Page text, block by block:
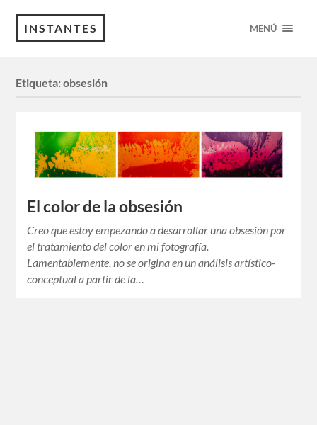
INSTANTES MENÚ
Etiqueta:obsesión
El color de la obsesión
Creo que estoy empezando a desarrollar una obsesión por
el tratamiento del color en mi fotografía.
Lamentablemente, no se origina en un análisis artístico-
conceptual a partir de la…